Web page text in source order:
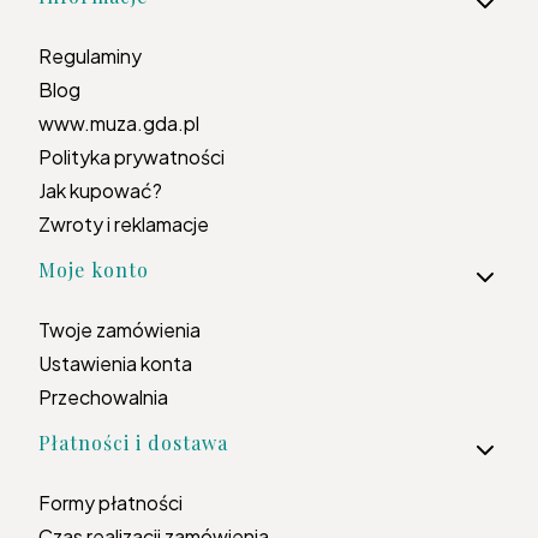
Regulaminy
Blog
www.muza.gda.pl
Polityka prywatności
Jak kupować?
Zwroty i reklamacje
Moje konto
Twoje zamówienia
Ustawienia konta
Przechowalnia
Płatności i dostawa
Formy płatności